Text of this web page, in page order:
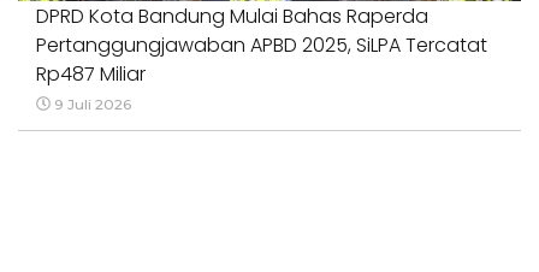
DPRD Kota Bandung Mulai Bahas Raperda
Pertanggungjawaban APBD 2025, SiLPA Tercatat
Rp487 Miliar
9 Juli 2026